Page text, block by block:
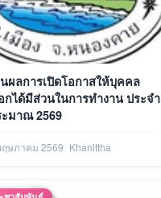
ผลการเปิดโอกาสให้บุคคล
ได้มีส่วนในการทำงาน ประจำ
มาณ 2569
ษภาคม 2569 Khanittha